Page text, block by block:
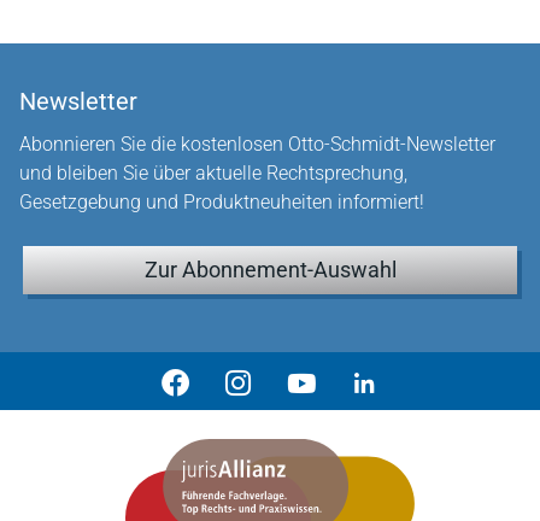
Newsletter
Abonnieren Sie die kostenlosen Otto-Schmidt-Newsletter
und bleiben Sie über aktuelle Rechtsprechung,
Gesetzgebung und Produktneuheiten informiert!
Zur Abonnement-Auswahl